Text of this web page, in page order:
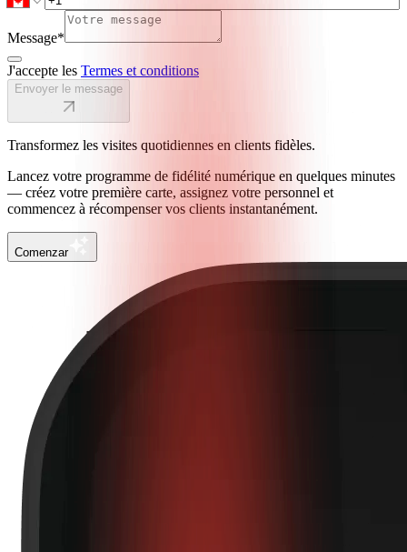
Message*
J'accepte les Termes et conditions
Envoyer le message
Transformez les visites quotidiennes en clients fidèles.
Lancez votre programme de fidélité numérique en quelques minutes
— créez votre première carte, assignez votre personnel et
commencez à récompenser vos clients instantanément.
Comenzar